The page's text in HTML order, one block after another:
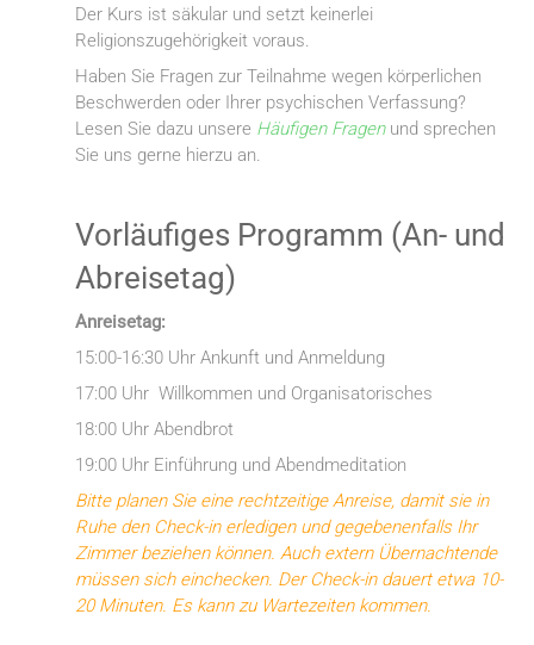
Der Kurs ist säkular und setzt keinerlei
Religionszugehörigkeit voraus.
Haben Sie Fragen zur Teilnahme wegen körperlichen
Beschwerden oder Ihrer psychischen Verfassung?
Lesen Sie dazu unsere Häufigen Fragenund sprechen
Sie uns gerne hierzu an.
Vorläufiges Programm (An- und
Abreisetag)
Anreisetag:
15:00-16:30 Uhr Ankunft und Anmeldung
17:00 Uhr Willkommen und Organisatorisches
18:00 Uhr Abendbrot
19:00 Uhr Einführung und Abendmeditation
Bitte planen Sie eine rechtzeitige Anreise, damit sie in
Ruhe den Check-in erledigen und gegebenenfalls Ihr
Zimmer beziehen können. Auch extern Übernachtende
müssen sich einchecken. Der Check-in dauert etwa 10-
20 Minuten. Es kann zu Wartezeiten kommen.